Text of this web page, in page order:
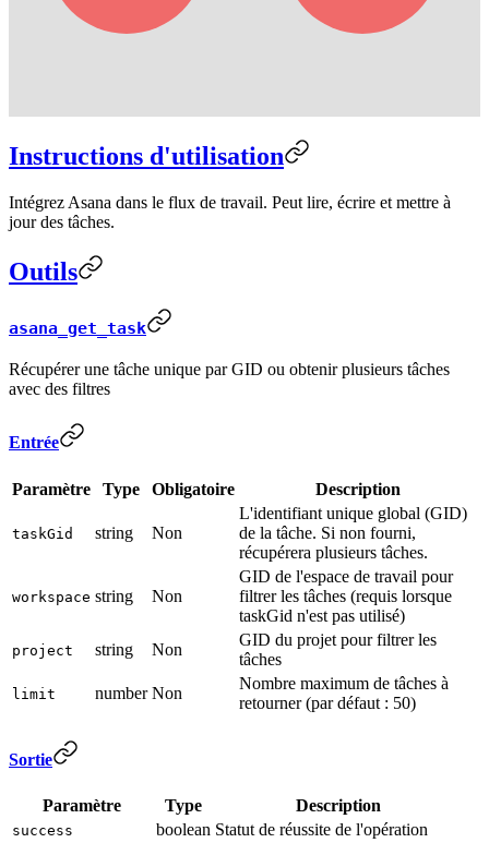
Instructions d'utilisation
Intégrez Asana dans le flux de travail. Peut lire, écrire et mettre à
jour des tâches.
Outils
asana_get_task
Récupérer une tâche unique par GID ou obtenir plusieurs tâches
avec des filtres
Entrée
Paramètre Type Obligatoire Description
taskGid string Non
L'identifiant unique global (GID)
de la tâche. Si non fourni,
récupérera plusieurs tâches.
workspace string Non
GID de l'espace de travail pour
filtrer les tâches (requis lorsque
taskGid n'est pas utilisé)
project string Non
GID du projet pour filtrer les
tâches
limit number Non
Nombre maximum de tâches à
retourner (par défaut : 50)
Sortie
Paramètre Type Description
success boolean Statut de réussite de l'opération